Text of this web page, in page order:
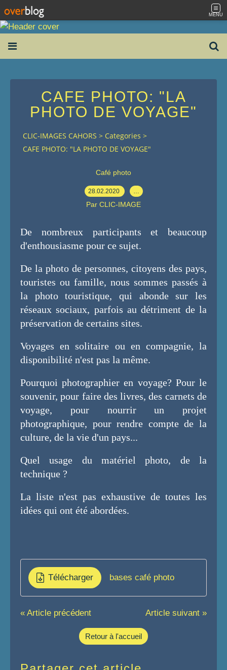
MENU
CAFE PHOTO: "LA
PHOTO DE VOYAGE"
CLIC-IMAGES CAHORS > Categories >
CAFE PHOTO: "LA PHOTO DE VOYAGE"
Café photo
28.02.2020
Par CLIC-IMAGE
De nombreux participants et beaucoup
d'enthousiasme pour ce sujet.
De la photo de personnes, citoyens des pays,
touristes ou famille, nous sommes passés à
la photo touristique, qui abonde sur les
réseaux sociaux, parfois au détriment de la
préservation de certains sites.
Voyages en solitaire ou en compagnie, la
disponibilité n'est pas la même.
Pourquoi photographier en voyage? Pour le
souvenir, pour faire des livres, des carnets de
voyage, pour nourrir un projet
photographique, pour rendre compte de la
culture, de la vie d'un pays...
Quel usage du matériel photo, de la
technique ?
La liste n'est pas exhaustive de toutes les
idées qui ont été abordées.
Télécharger bases café photo
« Article précédent Article suivant »
Retour à l'accueil